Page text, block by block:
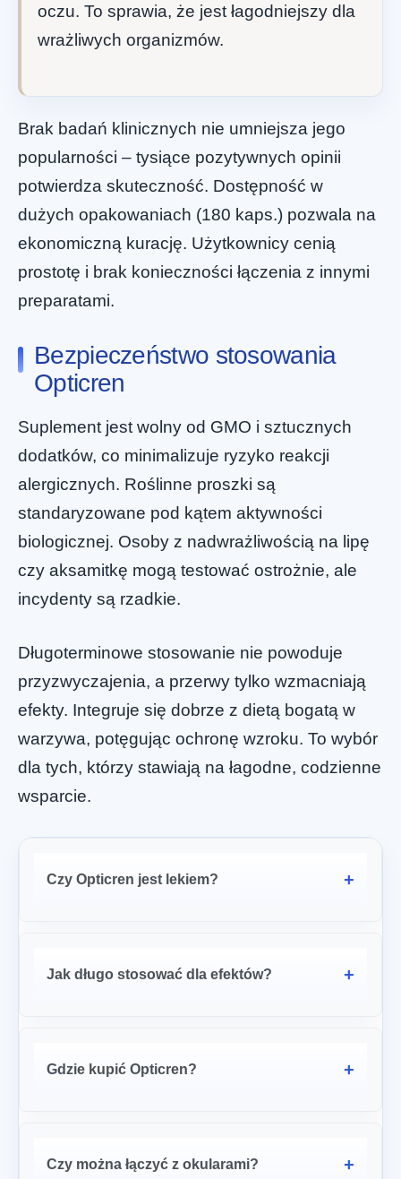
oczu. To sprawia, że jest łagodniejszy dla
wrażliwych organizmów.
Brak badań klinicznych nie umniejsza jego
popularności – tysiące pozytywnych opinii
potwierdza skuteczność. Dostępność w
dużych opakowaniach (180 kaps.) pozwala na
ekonomiczną kurację. Użytkownicy cenią
prostotę i brak konieczności łączenia z innymi
preparatami.
Bezpieczeństwo stosowania
Opticren
Suplement jest wolny od GMO i sztucznych
dodatków, co minimalizuje ryzyko reakcji
alergicznych. Roślinne proszki są
standaryzowane pod kątem aktywności
biologicznej. Osoby z nadwrażliwością na lipę
czy aksamitkę mogą testować ostrożnie, ale
incydenty są rzadkie.
Długoterminowe stosowanie nie powoduje
przyzwyczajenia, a przerwy tylko wzmacniają
efekty. Integruje się dobrze z dietą bogatą w
warzywa, potęgując ochronę wzroku. To wybór
dla tych, którzy stawiają na łagodne, codzienne
wsparcie.
Czy Opticren jest lekiem?
Jak długo stosować dla efektów?
Gdzie kupić Opticren?
Czy można łączyć z okularami?